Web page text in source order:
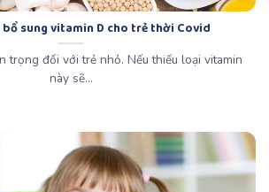
bổ sung vitamin D cho trẻ thời Covid
trọng đối với trẻ nhỏ. Nếu thiếu loại vitamin
này sẽ...